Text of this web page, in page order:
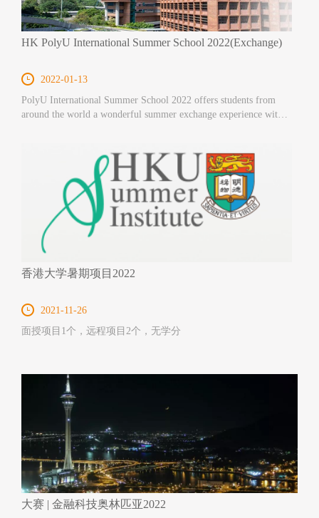
HK PolyU International Summer School 2022(Exchange)
2022-01-13
PolyU International Summer School 2022 offers students from
around the world a wonderful summer exchange experience with
香港大学暑期项目2022
2021-11-26
面授项目1个，远程项目2个，无学分
大赛 | 金融科技奥林匹亚2022